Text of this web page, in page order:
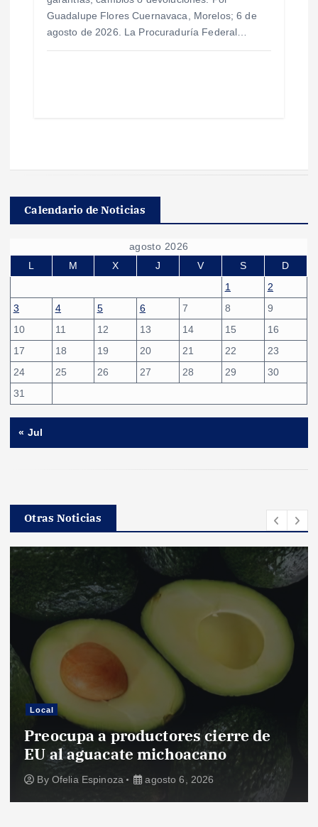
Guadalupe Flores Cuernavaca, Morelos; 6 de
agosto de 2026. La Procuraduría Federal…
Calendario de Noticias
agosto 2026
L
M X J V S
D
1
2
3
4 5 6 7 8
9
10
11 12 13 14 15
16
17
18 19 20 21 22
23
24
25 26 27 28 29
30
31
« Jul
Otras Noticias
Local
Preocupa a productores cierre de
EU al aguacate michoacano
By Ofelia Espinoza agosto 6, 2026